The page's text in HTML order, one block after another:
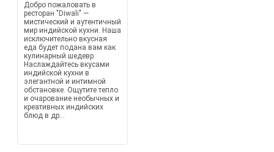
Добро пожаловать в
ресторан "Diwali" —
мистический и аутентичный
мир индийской кухни. Наша
исключительно вкусная
еда будет подана вам как
кулинарный шедевр.
Наслаждайтесь вкусами
индийской кухни в
элегантной и интимной
обстановке. Ощутите тепло
и очарование необычных и
креативных индийских
блюд в др...